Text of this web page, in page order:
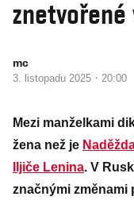
mc
3. listopadu 2025 · 20:00
Mezi manželkami
žena než je
Iljiče Lenina. V
značnými změnami